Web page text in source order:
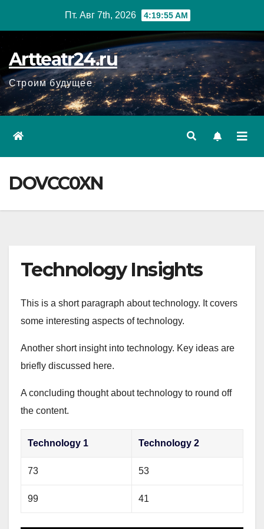
Пт. Авг 7th, 2026 4:19:56 AM
Artteatr24.ru
Строим будущее
DOVCC0XN
Technology Insights
This is a short paragraph about technology. It covers
some interesting aspects of technology.
Another short insight into technology. Key ideas are
briefly discussed here.
A concluding thought about technology to round off
the content.
Technology 1 Technology 2
73 53
99 41